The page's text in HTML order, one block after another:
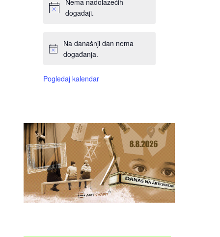
Nema nadolazećih
događaji.
Na današnji dan nema
događanja.
Pogledaj kalendar